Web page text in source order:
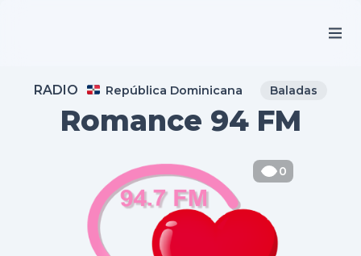
RADIO República Dominicana Baladas
Romance 94 FM
0